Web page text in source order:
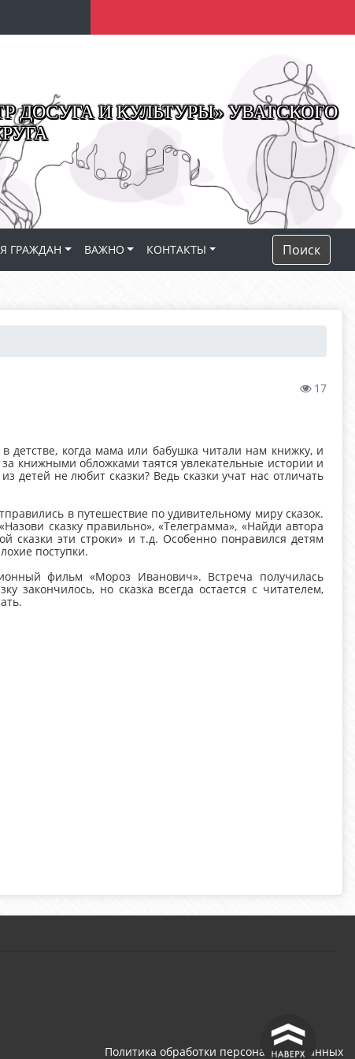
И КУЛЬТУРЫ» УВАТСКОГО
ГРАЖДАН ВАЖНО КОНТАКТЫ Поиск
17
детстве, когда мама или бабушка читали нам книжку, и
книжными обложками таятся увлекательные истории и
детей не любит сказки? Ведь сказки учат нас отличать
в путешествие по удивительному миру сказок.
сказку правильно», «Телеграмма», «Найди автора
сказки эти строки» и т.д. Особенно понравился детям
поступки.
фильм «Мороз Иванович». Встреча получилась
закончилось, но сказка всегда остается с читателем,
^
Политика обработки персональных данных